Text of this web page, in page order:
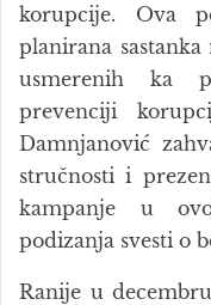
korupcije. Ova
planirana
usmerenih ka
prevenciji
Damnjanović
stručnosti i
kampanje u
podizanja svesti o
Ranije u